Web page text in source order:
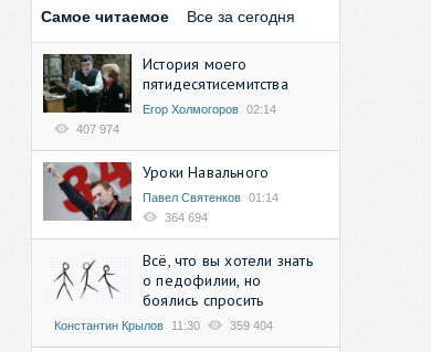
Самое читаемое Все за сегодня
История моего
пятидесятисемитства
Егор Холмогоров 02:14
407 974
Уроки Навального
Павел Святенков 01:14
364 694
Всё, что вы хотели знать
о педофилии, но
боялись спросить
Константин Крылов 11:30 359 404